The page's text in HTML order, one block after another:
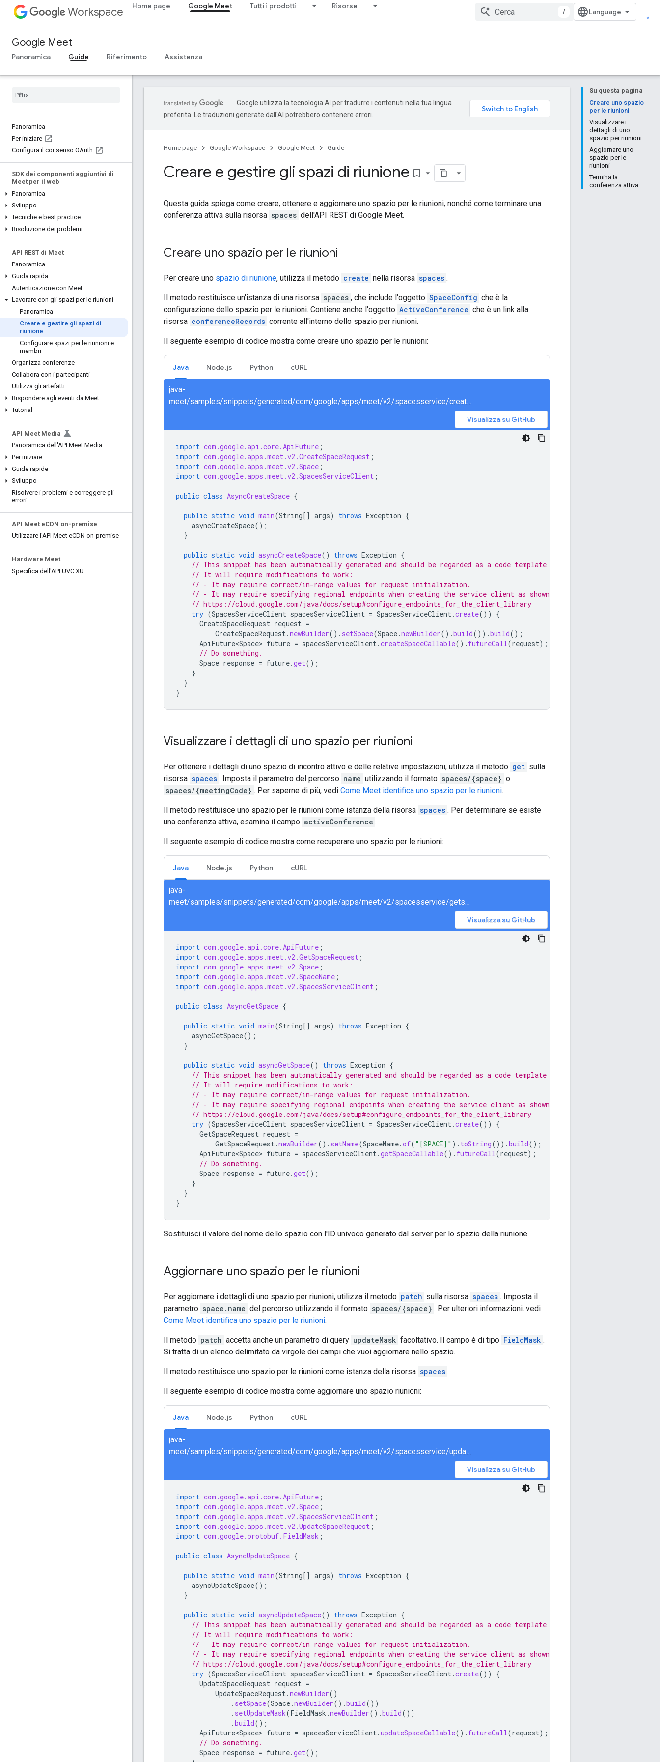
Workspace Home page Google Meet Tutti i prodotti Risorse
/
Google Meet
Panoramica Guide Riferimento Assistenza
Panoramica
Per iniziare
Configura il consenso OAuth
SDK dei componenti aggiuntivi di
Meet per il web
Panoramica
Sviluppo
Tecniche e best practice
Risoluzione dei problemi
API REST di Meet
Panoramica
Guida rapida
Autenticazione con Meet
Lavorare con gli spazi per le riunioni
Panoramica
Creare e gestire gli spazi di
riunione
Configurare spazi per le riunioni e
membri
Organizza conferenze
Collabora con i partecipanti
Utilizza gli artefatti
Rispondere agli eventi da Meet
Tutorial
API Meet Media
Panoramica dell'API Meet Media
Per iniziare
Guide rapide
Sviluppo
Risolvere i problemi e correggere gli
errori
API Meet eCDN on-premise
Utilizzare l'API Meet eCDN on-premise
Hardware Meet
Specifica dell'API UVC XU
Su questa pagina
Creare uno spazio
per le riunioni
Visualizzare i
dettagli di uno
spazio per riunioni
Aggiornare uno
spazio per le
riunioni
Termina la
conferenza attiva
Google utilizza la tecnologia AI per tradurre i contenuti nella tua lingua
preferita. Le traduzioni generate dall'AI potrebbero contenere errori.
Home page Google Workspace Google Meet Guide
Creare e gestire gli spazi di riunione bookmark_border
Questa guida spiega come creare, ottenere e aggiornare uno spazio per le riunioni, nonché come terminare una
conferenza attiva sulla risorsa spaces dell'API REST di Google Meet.
Creare uno spazio per le riunioni
Per creare uno spazio di riunione, utilizza il metodo create nella risorsa spaces .
Il metodo restituisce un'istanza di una risorsa spaces , che include l'oggetto SpaceConfig che è la
configurazione dello spazio per le riunioni. Contiene anche l'oggetto ActiveConference che è un link alla
risorsa conferenceRecords corrente all'interno dello spazio per riunioni.
Il seguente esempio di codice mostra come creare uno spazio per le riunioni:
Java Node.js Python cURL
java-
meet/samples/snippets/generated/com/google/apps/meet/v2/spacesservice/createspace/AsyncCreateSpace.java
Visualizza su GitHub
import com.google.api.core.ApiFuture ;
import com.google.apps.meet.v2.CreateSpaceRequest ;
import com.google.apps.meet.v2.Space ;
import com.google.apps.meet.v2.SpacesServiceClient ;
public class AsyncCreateSpace {
public static void main(String[] args) throws Exception {
asyncCreateSpace();
}
public static void asyncCreateSpace() throws Exception {
// This snippet has been automatically generated and should be regarded as a code template only.
// It will require modifications to work:
// - It may require correct/in-range values for request initialization.
// - It may require specifying regional endpoints when creating the service client as shown in
// https://cloud.google.com/java/docs/setup#configure_endpoints_for_the_client_library
try (SpacesServiceClient spacesServiceClient = SpacesServiceClient.create())
{
CreateSpaceRequest request =
CreateSpaceRequest.newBuilder(). setSpace(Space.newBuilder().build()).build();
ApiFuture<Space> future = spacesServiceClient.createSpaceCallable(). futureCall(request);
// Do something.
Space response = future.get();
}
}
}
Visualizzare i dettagli di uno spazio per riunioni
Per ottenere i dettagli di uno spazio di incontro attivo e delle relative impostazioni, utilizza il metodo get sulla
risorsa spaces . Imposta il parametro del percorso name utilizzando il formato spaces/{space} o
spaces/{meetingCode} . Per saperne di più, vedi Come Meet identifica uno spazio per le riunioni.
Il metodo restituisce uno spazio per le riunioni come istanza della risorsa spaces . Per determinare se esiste
una conferenza attiva, esamina il campo activeConference .
Il seguente esempio di codice mostra come recuperare uno spazio per le riunioni:
Java Node.js Python cURL
java-
meet/samples/snippets/generated/com/google/apps/meet/v2/spacesservice/getspace/AsyncGetSpace.java
Visualizza su GitHub
import com.google.api.core.ApiFuture ;
import com.google.apps.meet.v2.GetSpaceRequest ;
import com.google.apps.meet.v2.Space ;
import com.google.apps.meet.v2.SpaceName ;
import com.google.apps.meet.v2.SpacesServiceClient ;
public class AsyncGetSpace {
public static void main(String[] args) throws Exception {
asyncGetSpace();
}
public static void asyncGetSpace() throws Exception {
// This snippet has been automatically generated and should be regarded as a code template only.
// It will require modifications to work:
// - It may require correct/in-range values for request initialization.
// - It may require specifying regional endpoints when creating the service client as shown in
// https://cloud.google.com/java/docs/setup#configure_endpoints_for_the_client_library
try (SpacesServiceClient spacesServiceClient = SpacesServiceClient.create())
{
GetSpaceRequest request =
GetSpaceRequest.newBuilder(). setName(SpaceName.of( "[SPACE]" ). toString()).build();
ApiFuture<Space> future = spacesServiceClient.getSpaceCallable(). futureCall(request);
// Do something.
Space response = future.get();
}
}
}
Sostituisci il valore del nome dello spazio con l'ID univoco generato dal server per lo spazio della riunione.
Aggiornare uno spazio per le riunioni
Per aggiornare i dettagli di uno spazio per riunioni, utilizza il metodo patch sulla risorsa spaces . Imposta il
parametro space.name del percorso utilizzando il formato spaces/{space} . Per ulteriori informazioni, vedi
Come Meet identifica uno spazio per le riunioni.
Il metodo patch accetta anche un parametro di query updateMask facoltativo. Il campo è di tipo FieldMask .
Si tratta di un elenco delimitato da virgole dei campi che vuoi aggiornare nello spazio.
Il metodo restituisce uno spazio per le riunioni come istanza della risorsa spaces .
Il seguente esempio di codice mostra come aggiornare uno spazio riunioni:
Java Node.js Python cURL
java-
meet/samples/snippets/generated/com/google/apps/meet/v2/spacesservice/updatespace/AsyncUpdateSpace.java
Visualizza su GitHub
import com.google.api.core.ApiFuture ;
import com.google.apps.meet.v2.Space ;
import com.google.apps.meet.v2.SpacesServiceClient ;
import com.google.apps.meet.v2.UpdateSpaceRequest ;
import com.google.protobuf.FieldMask ;
public class AsyncUpdateSpace {
public static void main(String[] args) throws Exception {
asyncUpdateSpace();
}
public static void asyncUpdateSpace() throws Exception {
// This snippet has been automatically generated and should be regarded as a code template only.
// It will require modifications to work:
// - It may require correct/in-range values for request initialization.
// - It may require specifying regional endpoints when creating the service client as shown in
// https://cloud.google.com/java/docs/setup#configure_endpoints_for_the_client_library
try (SpacesServiceClient spacesServiceClient = SpacesServiceClient.create())
{
UpdateSpaceRequest request =
UpdateSpaceRequest.newBuilder()
. setSpace(Space.newBuilder().build())
. setUpdateMask(FieldMask .newBuilder().build())
.build();
ApiFuture<Space> future = spacesServiceClient.updateSpaceCallable(). futureCall(request);
// Do something.
Space response = future.get();